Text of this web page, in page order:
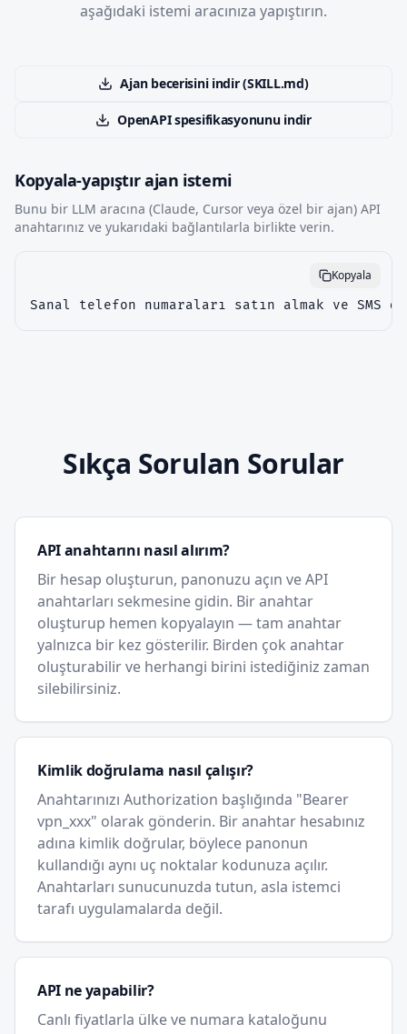
aşağıdaki istemi aracınıza yapıştırın.
Ajan becerisini indir (SKILL.md)
OpenAPI spesifikasyonunu indir
Kopyala-yapıştır ajan istemi
Bunu bir LLM aracına (Claude, Cursor veya özel bir ajan) API
anahtarınız ve yukarıdaki bağlantılarla birlikte verin.
Kopyala
Sanal telefon numaraları satın almak ve
Sıkça Sorulan Sorular
API anahtarını nasıl alırım?
Bir hesap oluşturun, panonuzu açın ve API
anahtarları sekmesine gidin. Bir anahtar
oluşturup hemen kopyalayın — tam anahtar
yalnızca bir kez gösterilir. Birden çok anahtar
oluşturabilir ve herhangi birini istediğiniz zaman
silebilirsiniz.
Kimlik doğrulama nasıl çalışır?
Anahtarınızı Authorization başlığında "Bearer
vpn_xxx" olarak gönderin. Bir anahtar hesabınız
adına kimlik doğrular, böylece panonun
kullandığı aynı uç noktalar kodunuza açılır.
Anahtarları sunucunuzda tutun, asla istemci
tarafı uygulamalarda değil.
API ne yapabilir?
Canlı fiyatlarla ülke ve numara kataloğunu